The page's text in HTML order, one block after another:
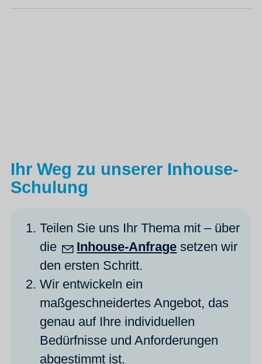
Ihr Weg zu unserer Inhouse-
Schulung
Teilen Sie uns Ihr Thema mit – über
die
Inhouse-Anfrage setzen wir
den ersten Schritt.
Wir entwickeln ein
maßgeschneidertes Angebot, das
genau auf Ihre individuellen
Bedürfnisse und Anforderungen
abgestimmt ist.